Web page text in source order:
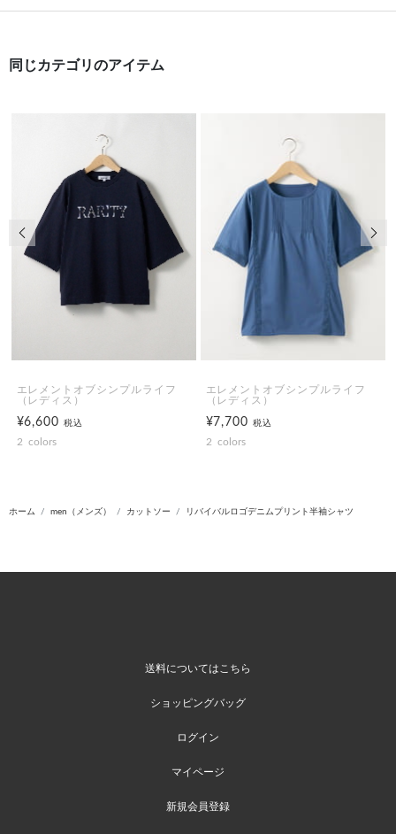
同じカテゴリのアイテム
エレメントオブシンプルライフ
（レディス）
¥6,600税込
2 colors
エレメントオブシンプルライフ
（レディス）
¥7,700税込
2 colors
前の画像
ホーム men（メンズ） カットソー リバイバルロゴデニムプリント半袖シャツ
送料についてはこちら
ショッピングバッグ
ログイン
マイページ
新規会員登録